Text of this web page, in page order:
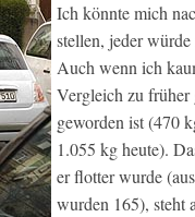
Ich könnte mich
stellen, jeder
Auch wenn ich
Vergleich zu früher
geworden ist (470
1.055 kg heute).
er flotter wurde
wurden 165), steht